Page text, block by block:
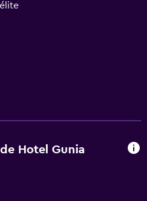
Hotel Gunia